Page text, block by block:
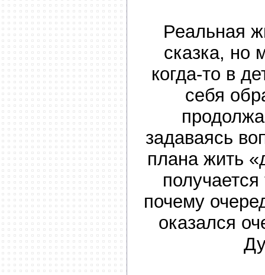
Реальная
сказка, но
когда-то в
себя
задаваясь
плана жить
почему
оказался